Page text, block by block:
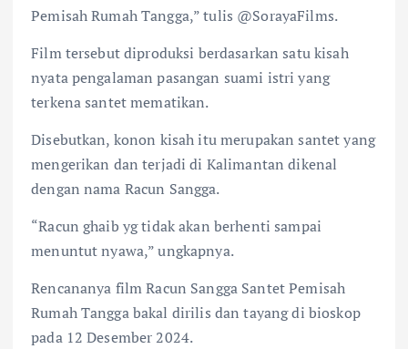
Pemisah Rumah Tangga,” tulis @SorayaFilms.
Film tersebut diproduksi berdasarkan satu kisah
nyata pengalaman pasangan suami istri yang
terkena santet mematikan.
Disebutkan, konon kisah itu merupakan santet yang
mengerikan dan terjadi di Kalimantan dikenal
dengan nama Racun Sangga.
“Racun ghaib yg tidak akan berhenti sampai
menuntut nyawa,” ungkapnya.
Rencananya film Racun Sangga Santet Pemisah
Rumah Tangga bakal dirilis dan tayang di bioskop
pada 12 Desember 2024.